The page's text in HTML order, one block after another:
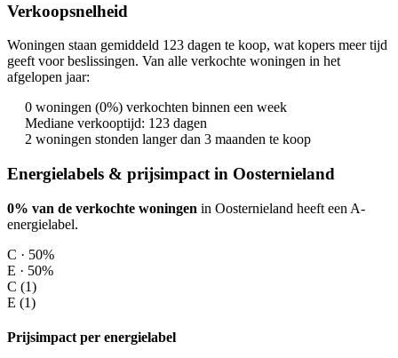
Verkoopsnelheid
Woningen staan gemiddeld 123 dagen te koop, wat kopers meer tijd
geeft voor beslissingen. Van alle verkochte woningen in het
afgelopen jaar:
0 woningen (0%) verkochten binnen een week
Mediane verkooptijd: 123 dagen
2 woningen stonden langer dan 3 maanden te koop
Energielabels & prijsimpact in Oosternieland
0% van de verkochte woningen in Oosternieland heeft een A-
energielabel.
C · 50%
E · 50%
C (1)
E (1)
Prijsimpact per energielabel